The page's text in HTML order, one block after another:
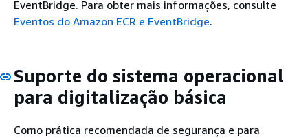
EventBridge. Para obter mais informações, consulte
Eventos do Amazon ECR e EventBridge.
Suporte do sistema operacional
para digitalização básica
Como prática recomendada de segurança e para